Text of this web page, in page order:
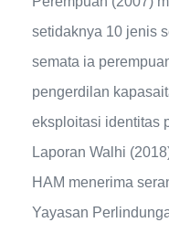
setidaknya 10 jenis
semata ia
pengerdilan
eksploitasi identitas
Laporan Walhi
HAM menerima
Yayasan